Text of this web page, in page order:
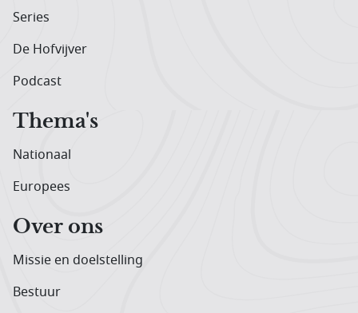
Series
De Hofvijver
Podcast
Thema's
Nationaal
Europees
Over ons
Missie en doelstelling
Bestuur